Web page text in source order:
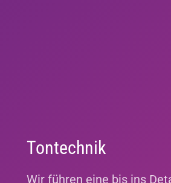
Tontechnik
Wir führen eine bis ins